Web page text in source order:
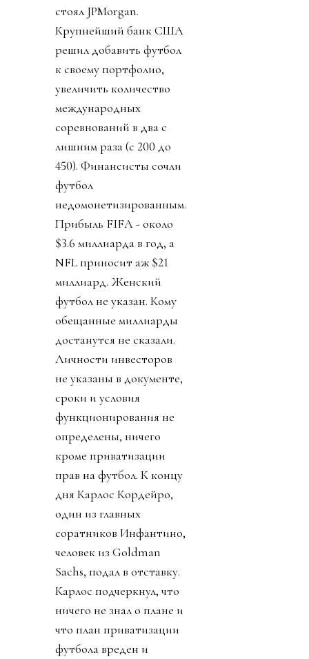
стоял JPMorgan.
Крупнейший банк США
решил добавить футбол
к своему портфолио,
увеличить количество
международных
соревнований в два с
лишним раза (с 200 до
450). Финансисты сочли
футбол
недомонетизированным.
Прибыль FIFA - около
$3.6 миллиарда в год, а
NFL приносит аж $21
миллиард. Женский
футбол не указан. Кому
обещанные миллиарды
достанутся не сказали.
Личности инвесторов
не указаны в документе,
сроки и условия
функционирования не
определены, ничего
кроме приватизации
прав на футбол. К концу
дня Карлос Кордейро,
один из главных
соратников Инфантино,
человек из Goldman
Sachs, подал в отставку.
Карлос подчеркнул, что
ничего не знал о плане и
что план приватизации
футбола вреден и